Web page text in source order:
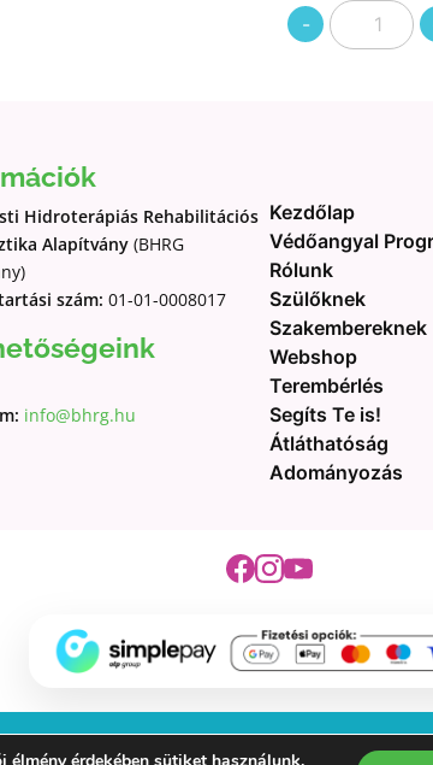
-
-
együtt!
Lépésről
lépésre”
kiadvány
szülők
részére
mennyiség
Hidroterápiás Rehabilitációs
Alapítvány(BHRG
szám: 01-01-0008017
info@bhrg.hu
Kezdőlap
Védőangyal
Rólunk
Szülőknek
Szakembereknek
Webshop
Terembérlés
Segíts Te is!
Átláthatóság
Adományozás
Általános szerződési feltételek a BHRG Alapítvány képzéseihez